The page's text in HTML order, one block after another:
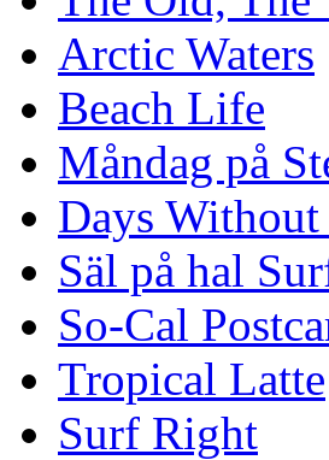
Arctic Waters
Beach Life
Måndag på
Days
Säl på hal
So-Cal
Tropical Latte
Surf Right